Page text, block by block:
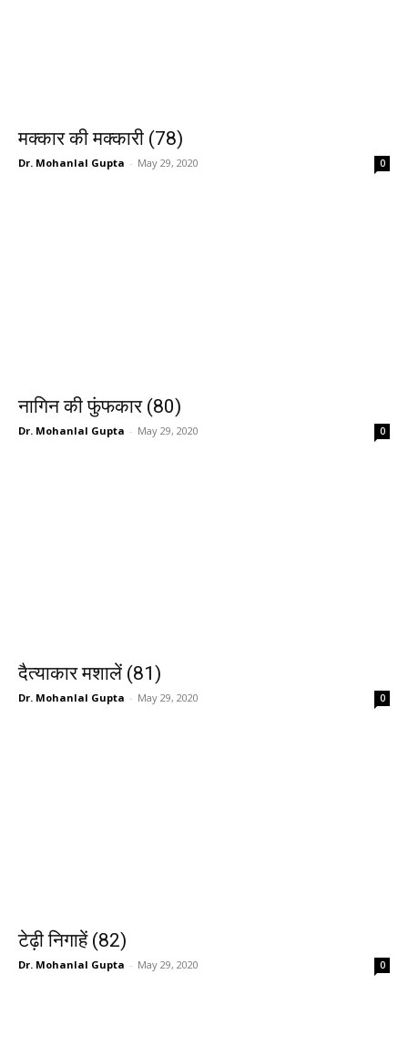
मक्कार की मक्कारी (78)
Dr. Mohanlal Gupta - May 29, 2020 0
नागिन की फुंफकार (80)
Dr. Mohanlal Gupta - May 29, 2020 0
दैत्याकार मशालें (81)
Dr. Mohanlal Gupta - May 29, 2020 0
टेढ़ी निगाहें (82)
Dr. Mohanlal Gupta - May 29, 2020 0